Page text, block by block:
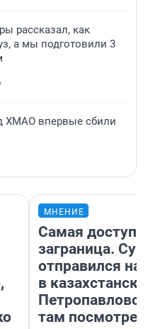
рассказал, как
а мы подготовили 3
ХМАО впервые сбили
МНЕНИЕ
Самая
заграница.
отправился
в
там